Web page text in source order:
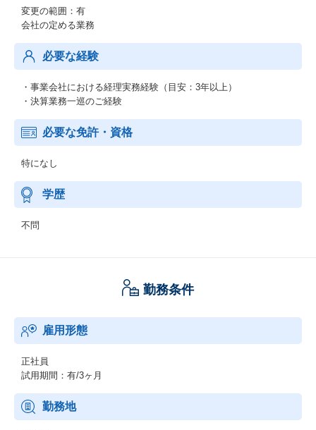
変更の範囲：有
会社の定める業務
必要な経験
・事業会社における経理実務経験（目安：3年以上）
・決算業務一巡のご経験
必要な免許・資格
特になし
学歴
不問
勤務条件
雇用形態
正社員
試用期間：有/3ヶ月
勤務地